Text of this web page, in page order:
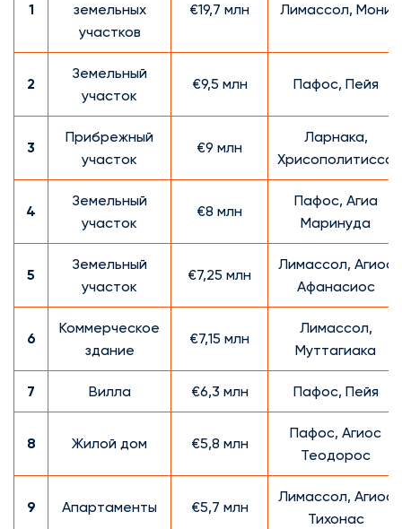
1
земельных
участков
€19,7 млн Лимассол, Мони
2
Земельный
участок
€9,5 млн Пафос, Пейя
3
Прибрежный
участок
€9 млн
Ларнака,
Хрисополитисса
4
Земельный
участок
€8 млн
Пафос, Агиа
Маринуда
5
Земельный
участок
€7,25 млн
Лимассол, Агиос
Афанасиос
6
Коммерческое
здание
€7,15 млн
Лимассол,
Муттагиака
7 Вилла €6,3 млн Пафос, Пейя
8 Жилой дом €5,8 млн
Пафос, Агиос
Теодорос
9 Апартаменты €5,7 млн
Лимассол, Агиос
Тихонас